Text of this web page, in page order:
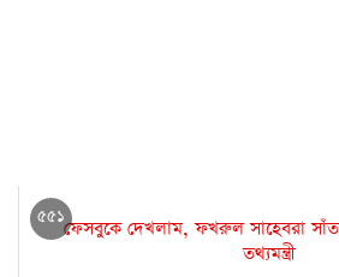
৫৫১ফেসবুকে দেখলাম, ফখরুল সাহেবরা
তথ্যমন্ত্রী